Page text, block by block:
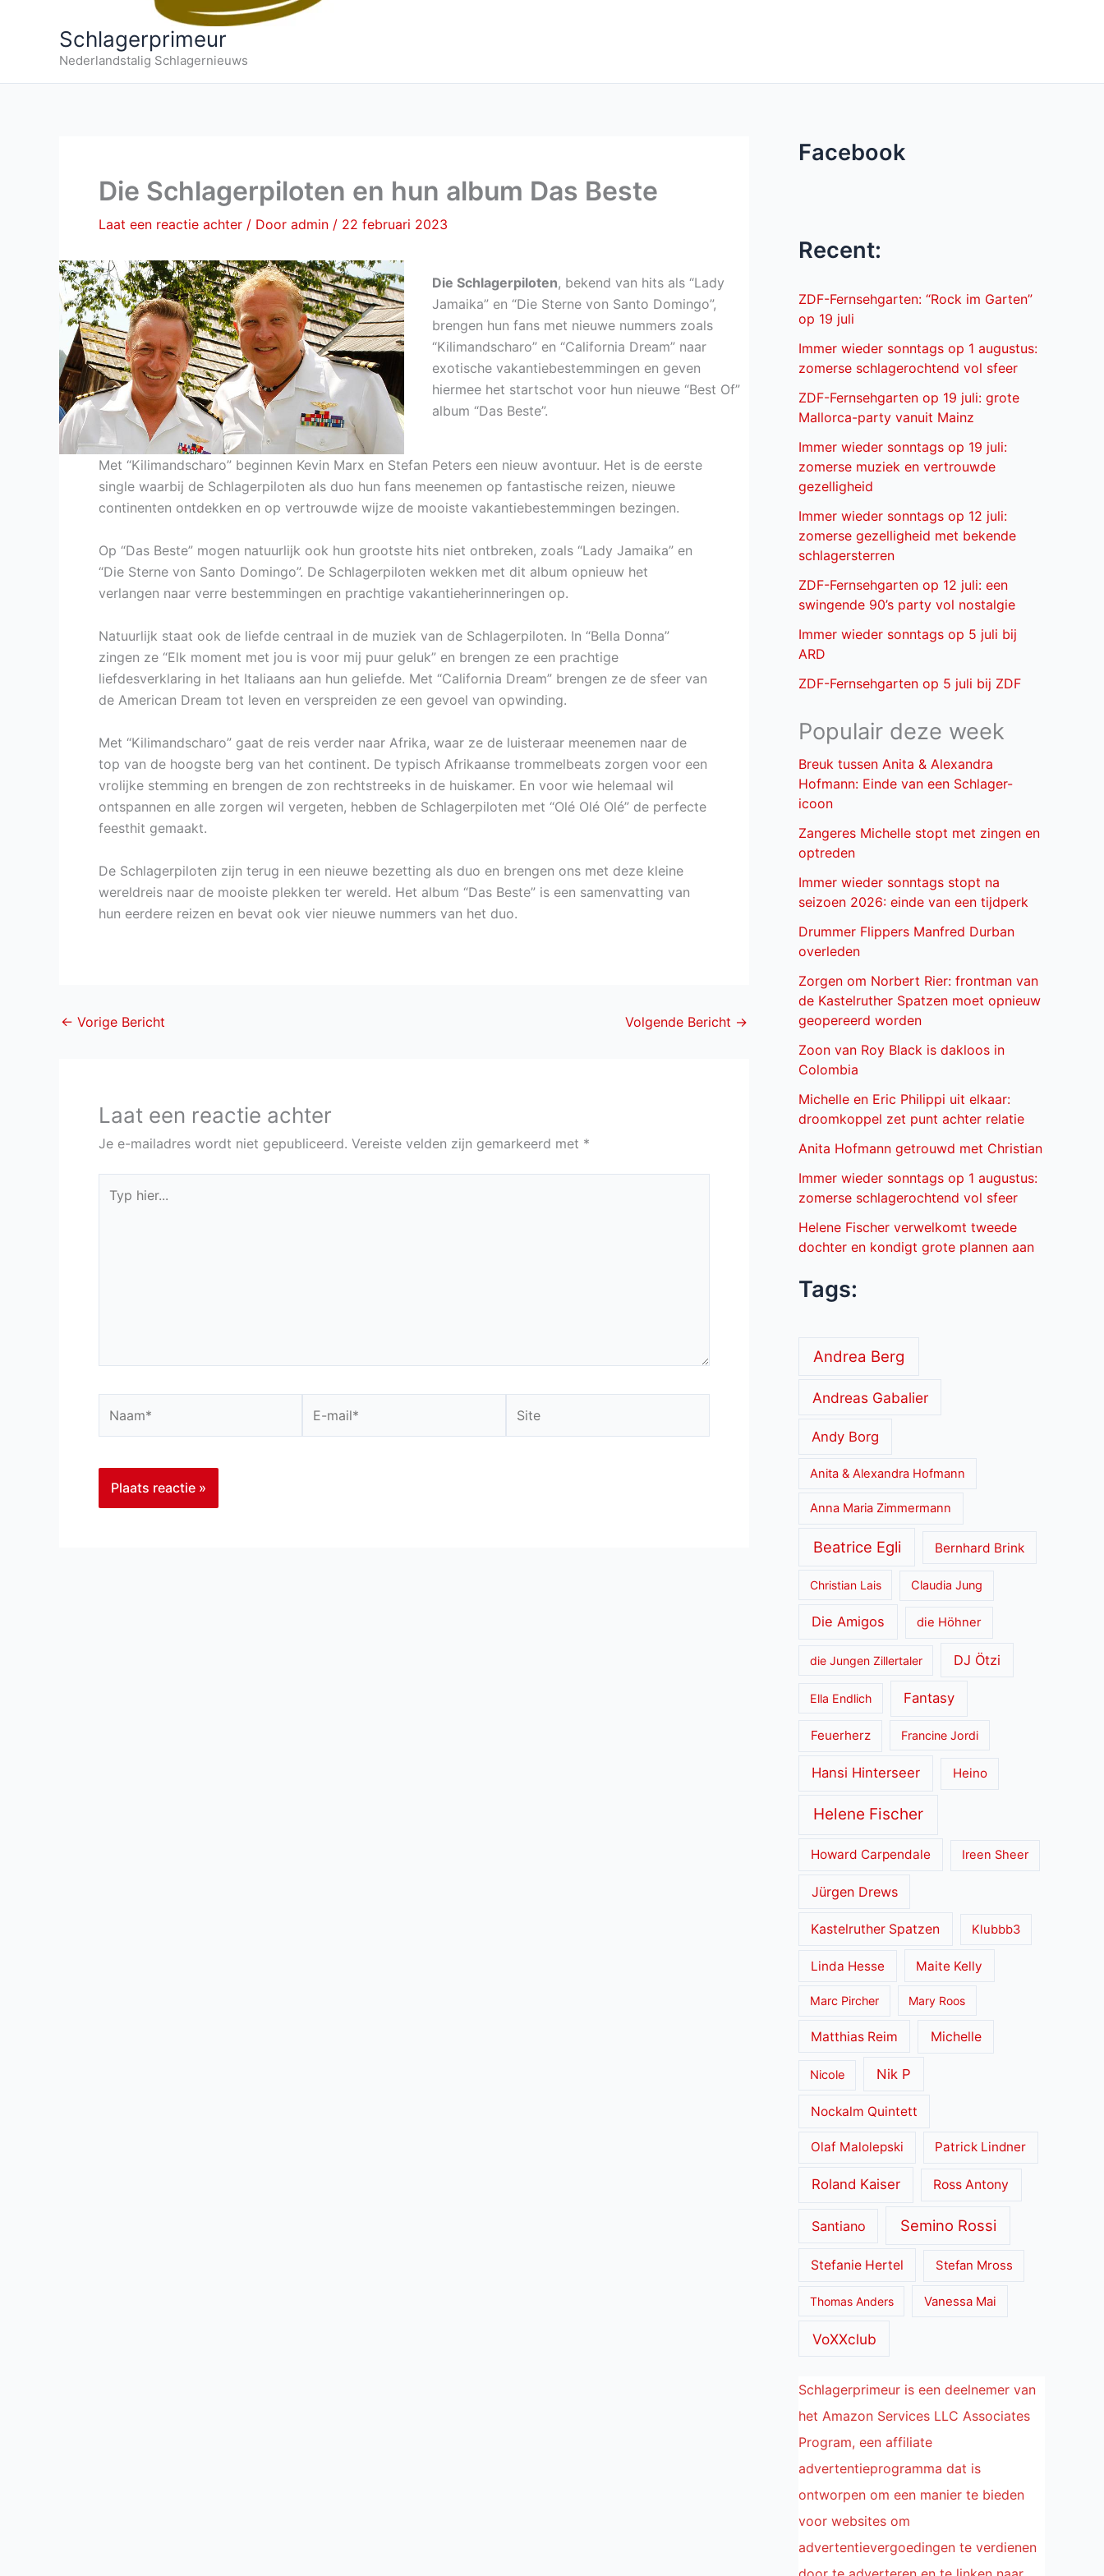
Schlagerprimeur
Nederlandstalig Schlagernieuws
Die Schlagerpiloten en hun album Das Beste
Laat een reactie achter / Door admin / 22 februari 2023
Die Schlagerpiloten, bekend van hits als “Lady
Jamaika” en “Die Sterne von Santo Domingo”,
brengen hun fans met nieuwe nummers zoals
“Kilimandscharo” en “California Dream” naar
exotische vakantiebestemmingen en geven
hiermee het startschot voor hun nieuwe “Best Of”
album “Das Beste”.
Met “Kilimandscharo” beginnen Kevin Marx en Stefan Peters een nieuw avontuur. Het is de eerste
single waarbij de Schlagerpiloten als duo hun fans meenemen op fantastische reizen, nieuwe
continenten ontdekken en op vertrouwde wijze de mooiste vakantiebestemmingen bezingen.
Op “Das Beste” mogen natuurlijk ook hun grootste hits niet ontbreken, zoals “Lady Jamaika” en
“Die Sterne von Santo Domingo”. De Schlagerpiloten wekken met dit album opnieuw het
verlangen naar verre bestemmingen en prachtige vakantieherinneringen op.
Natuurlijk staat ook de liefde centraal in de muziek van de Schlagerpiloten. In “Bella Donna”
zingen ze “Elk moment met jou is voor mij puur geluk” en brengen ze een prachtige
liefdesverklaring in het Italiaans aan hun geliefde. Met “California Dream” brengen ze de sfeer van
de American Dream tot leven en verspreiden ze een gevoel van opwinding.
Met “Kilimandscharo” gaat de reis verder naar Afrika, waar ze de luisteraar meenemen naar de
top van de hoogste berg van het continent. De typisch Afrikaanse trommelbeats zorgen voor een
vrolijke stemming en brengen de zon rechtstreeks in de huiskamer. En voor wie helemaal wil
ontspannen en alle zorgen wil vergeten, hebben de Schlagerpiloten met “Olé Olé Olé” de perfecte
feesthit gemaakt.
De Schlagerpiloten zijn terug in een nieuwe bezetting als duo en brengen ons met deze kleine
wereldreis naar de mooiste plekken ter wereld. Het album “Das Beste” is een samenvatting van
hun eerdere reizen en bevat ook vier nieuwe nummers van het duo.
← Vorige Bericht Volgende Bericht →
Laat een reactie achter
Je e-mailadres wordt niet gepubliceerd. Vereiste velden zijn gemarkeerd met *
hier...
mail*
Facebook
Recent:
ZDF-Fernsehgarten: “Rock im Garten”
op 19 juli
Immer wieder sonntags op 1 augustus:
zomerse schlagerochtend vol sfeer
ZDF-Fernsehgarten op 19 juli: grote
Mallorca-party vanuit Mainz
Immer wieder sonntags op 19 juli:
zomerse muziek en vertrouwde
gezelligheid
Immer wieder sonntags op 12 juli:
zomerse gezelligheid met bekende
schlagersterren
ZDF-Fernsehgarten op 12 juli: een
swingende 90’s party vol nostalgie
Immer wieder sonntags op 5 juli bij
ARD
ZDF-Fernsehgarten op 5 juli bij ZDF
Populair deze week
Breuk tussen Anita & Alexandra
Hofmann: Einde van een Schlager-
icoon
Zangeres Michelle stopt met zingen en
optreden
Immer wieder sonntags stopt na
seizoen 2026: einde van een tijdperk
Drummer Flippers Manfred Durban
overleden
Zorgen om Norbert Rier: frontman van
de Kastelruther Spatzen moet opnieuw
geopereerd worden
Zoon van Roy Black is dakloos in
Colombia
Michelle en Eric Philippi uit elkaar:
droomkoppel zet punt achter relatie
Anita Hofmann getrouwd met Christian
Immer wieder sonntags op 1 augustus:
zomerse schlagerochtend vol sfeer
Helene Fischer verwelkomt tweede
dochter en kondigt grote plannen aan
Tags:
Andrea Berg
Andreas Gabalier
Andy Borg
Anita & Alexandra Hofmann
Anna Maria Zimmermann
Beatrice Egli Bernhard Brink
Christian Lais Claudia Jung
Die Amigos die Höhner
die Jungen Zillertaler DJ Ötzi
Ella Endlich Fantasy
Feuerherz Francine Jordi
Hansi Hinterseer Heino
Helene Fischer
Howard Carpendale Ireen Sheer
Jürgen Drews
Kastelruther Spatzen Klubbb3
Linda Hesse Maite Kelly
Marc Pircher Mary Roos
Matthias Reim Michelle
Nicole Nik P
Nockalm Quintett
Olaf Malolepski Patrick Lindner
Roland Kaiser Ross Antony
Santiano Semino Rossi
Stefanie Hertel Stefan Mross
Thomas Anders Vanessa Mai
VoXXclub
Schlagerprimeur is een deelnemer van
het Amazon Services LLC Associates
Program, een affiliate
advertentieprogramma dat is
ontworpen om een manier te bieden
voor websites om
advertentievergoedingen te verdienen